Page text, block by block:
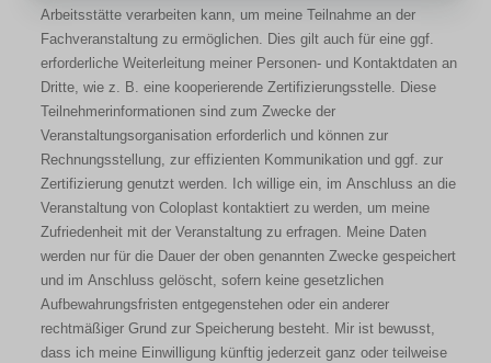
Arbeitsstätte verarbeiten kann, um meine Teilnahme an der
Fachveranstaltung zu ermöglichen. Dies gilt auch für eine ggf.
erforderliche Weiterleitung meiner Personen- und Kontaktdaten an
Dritte, wie z. B. eine kooperierende Zertifizierungsstelle. Diese
Teilnehmerinformationen sind zum Zwecke der
Veranstaltungsorganisation erforderlich und können zur
Rechnungsstellung, zur effizienten Kommunikation und ggf. zur
Zertifizierung genutzt werden. Ich willige ein, im Anschluss an die
Veranstaltung von Coloplast kontaktiert zu werden, um meine
Zufriedenheit mit der Veranstaltung zu erfragen. Meine Daten
werden nur für die Dauer der oben genannten Zwecke gespeichert
und im Anschluss gelöscht, sofern keine gesetzlichen
Aufbewahrungsfristen entgegenstehen oder ein anderer
rechtmäßiger Grund zur Speicherung besteht. Mir ist bewusst,
dass ich meine Einwilligung künftig jederzeit ganz oder teilweise